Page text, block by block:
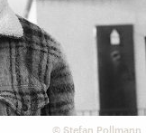
© Stefan Pollmann